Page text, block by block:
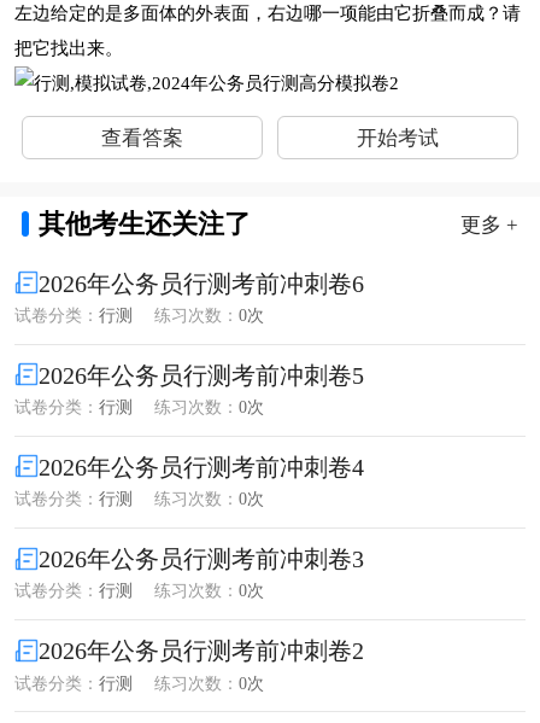
左边给定的是多面体的外表面，右边哪一项能由它折叠而成？请
把它找出来。
查看答案 开始考试
其他考生还关注了 更多 +
2026年公务员行测考前冲刺卷6
试卷分类： 行测 练习次数： 0次
2026年公务员行测考前冲刺卷5
试卷分类： 行测 练习次数： 0次
2026年公务员行测考前冲刺卷4
试卷分类： 行测 练习次数： 0次
2026年公务员行测考前冲刺卷3
试卷分类： 行测 练习次数： 0次
2026年公务员行测考前冲刺卷2
试卷分类： 行测 练习次数： 0次